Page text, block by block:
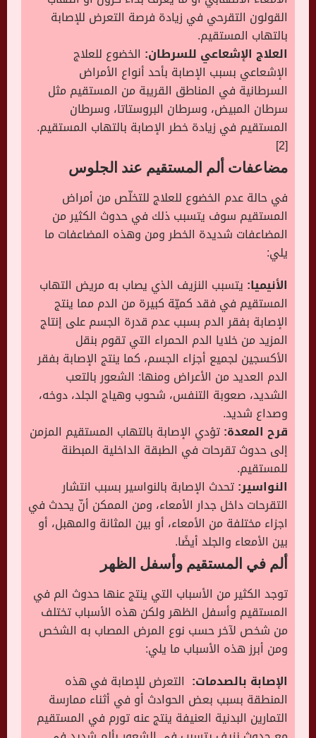
القولون التقرحي في زيادة فرصة التعرض للإصابة
بالتهاب المستقيم.
العلاج الإشعاعي للسرطان: الخضوع للعلاج
الإشعاعي بسبب الإصابة بأحد أنواع الأمراض
السرطانية في المناطق القريبة من المستقيم مثل
سرطان المبيض، وسرطان البروستاتا، وسرطان
المستقيم في زيادة خطر الإصابة بالتهاب المستقيم.
[2]
مضاعفات ألم المستقيم عند الجلوس
في حالة عدم الخضوع للعلاج للتخلّص من أمراض
المستقيم سوف يتسبب ذلك في حدوث الكثير من
المضاعفات شديدة الخطر ومن وهذه المضاعفات ما
يلي:
الأنيميا: يتسبب النزيف الذي يصاب به مريض التهاب
المستقيم في فقد كميّة كبيرة من الدم مما ينتج
الإصابة بفقر الدم بسبب عدم قدرة الجسم على إنتاج
المزيد من خلايا الدم الحمراء التي تقوم بنقل
الأكسجين لجميع أجزاء الجسم، كما ينتج الإصابة بفقر
الدم العديد من الأعراض ومنها: الشعور بالتعب
الشديد، صعوبة التنفس، شحوب وهياج الجلد، دوخه،
وصداع شديد.
قرح المعدة:تؤدي الإصابة بالتهاب المستقيم المزمن
إلى حدوث تقرحات في الطبقة الداخلية المبطنة
للمستقيم.
النواسير:تحدث الإصابة بالنواسير بسبب انتشار
التقرحات داخل جدار الأمعاء، ومن الممكن أنّ يحدث في
اجزاء مختلفة من الأمعاء، أو بين المثانة والمهبل، أو
بين الأمعاء والجلد أيضًا.
ألم في المستقيم وأسفل الظهر
توجد الكثير من الأسباب التي ينتج عنها حدوث الم في
المستقيم وأسفل الظهر ولكن هذه الأسباب تختلف
من شخص لآخر حسب نوع المرض المصاب به الشخص
ومن أبرز هذه الأسباب ما يلي:
الإصابة بالصدمات: التعرض للإصابة في هذه
المنطقة بسبب بعض الحوادث أو في أثناء ممارسة
التمارين البدنية العنيفة ينتج عنه تورم في المستقيم